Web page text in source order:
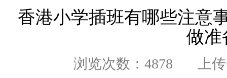
香港小学插班有哪些注意
做准
浏览次数：4878 上